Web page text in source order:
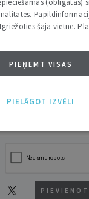
PIEVIENOT
šajā vietnē.
PIEŅEMT VISAS
PIELĀGOT IZVĒLI